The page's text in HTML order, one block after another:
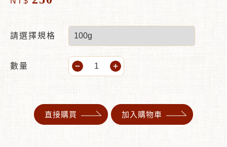
請選擇規格
數量
直接購買 加入購物車